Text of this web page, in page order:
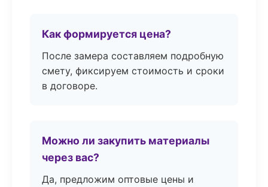
Как формируется цена?
После замера составляем подробную
смету, фиксируем стоимость и сроки
в договоре.
Можно ли закупить материалы
через вас?
Да, предложим оптовые цены и